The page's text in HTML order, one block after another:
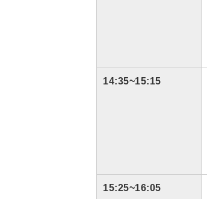
14:35~15:15
15:25~16:05